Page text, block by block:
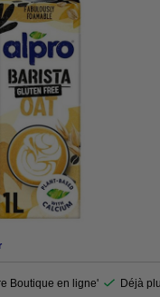
Boutique en ligne' Déjà